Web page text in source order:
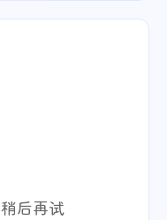
后再试